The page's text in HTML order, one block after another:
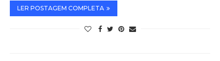
LER POSTAGEM COMPLETA